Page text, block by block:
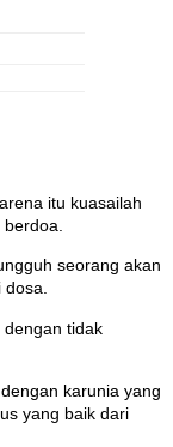
itu kuasailah
seorang akan
dengan tidak
karunia yang
yang baik dari